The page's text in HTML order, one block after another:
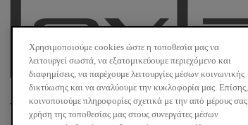
Χρησιμοποιούμε cookies ώστε η τοποθεσία μας να
λειτουργεί σωστά, να εξατομικεύουμε περιεχόμενο και
διαφημίσεις, να παρέχουμε λειτουργίες μέσων κοινωνικής
δικτύωσης και να αναλύουμε την κυκλοφορία μας. Επίσης,
κοινοποιούμε πληροφορίες σχετικά με την από μέρους σας
χρήση της τοποθεσίας μας στους συνεργάτες μέσων